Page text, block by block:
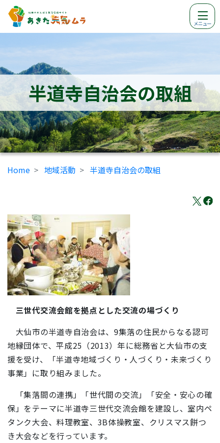
メニュー
半道寺自治会の取組
Home 地域活動 半道寺自治会の取組
三世代交流会館を拠点とした交流の場づくり
大仙市の半道寺自治会は、9集落の住民からなる認可
地縁団体で、平成25（2013）年に総務省と大仙市の支
援を受け、「半道寺地域づくり・人づくり・未来づくり
事業」に取り組みました。
「集落間の連携」「世代間の交流」「安全・安心の確
保」をテーマに半道寺三世代交流会館を建設し、室内ペ
タンク大会、料理教室、3B体操教室、クリスマス餅つ
き大会などを行っています。